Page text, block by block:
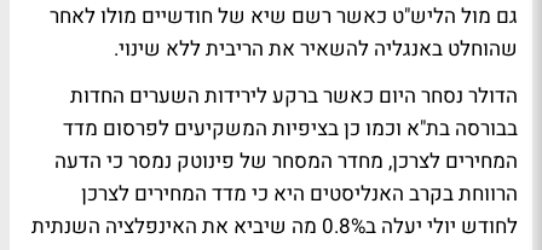
גם מול הליש"ט כאשר רשם שיא של חודשיים מולו לאחר
שהוחלט באנגליה להשאיר את הריבית ללא שינוי.
הדולר נסחר היום כאשר ברקע לירידות השערים החדות
בבורסה בת"א וכמו כן בציפיות המשקיעים לפרסום מדד
המחירים לצרכן, מחדר המסחר של פינוטק נמסר כי הדעה
הרווחת בקרב האנליסטים היא כי מדד המחירים לצרכן
לחודש יולי יעלה ב0.8% מה שיביא את האינפלציה השנתית